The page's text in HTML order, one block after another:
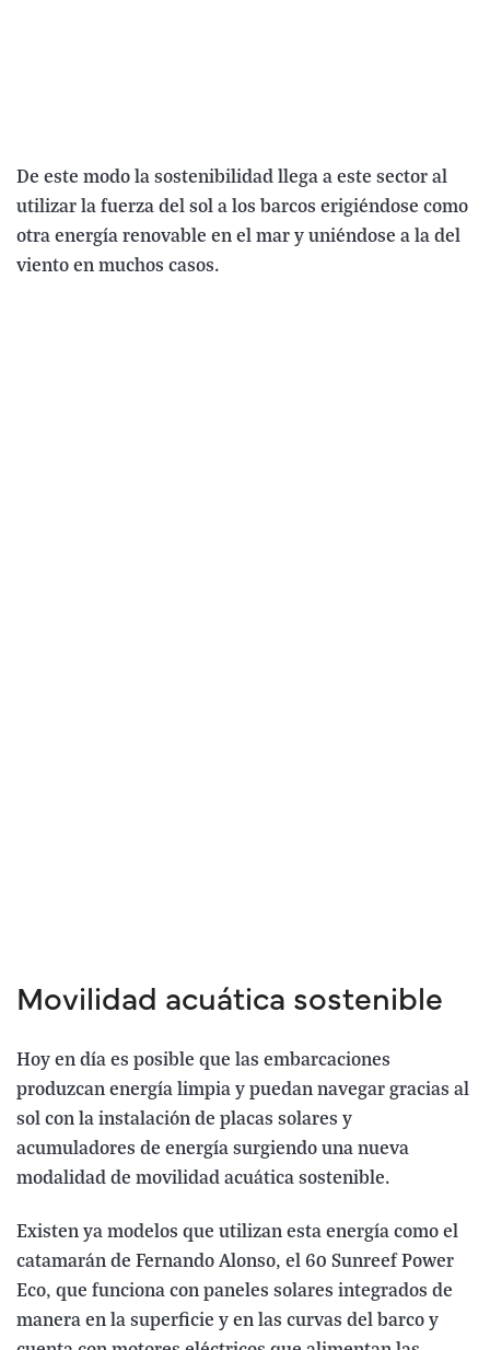
De este modo la sostenibilidad llega a este sector al
utilizar la fuerza del sol a los barcos erigiéndose como
otra energía renovable en el mar y uniéndose a la del
viento en muchos casos.
Movilidad acuática sostenible
Hoy en día es posible que las embarcaciones
produzcan energía limpia y puedan navegar gracias al
sol con la instalación de placas solares y
acumuladores de energía surgiendo una nueva
modalidad de movilidad acuática sostenible.
Existen ya modelos que utilizan esta energía como el
catamarán de Fernando Alonso, el 60 Sunreef Power
Eco, que funciona con paneles solares integrados de
manera en la superficie y en las curvas del barco y